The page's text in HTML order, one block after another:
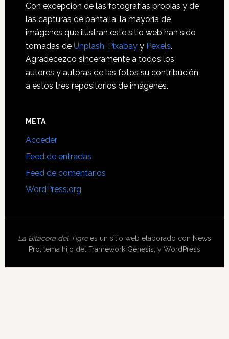
Con excepción de las fotografías propias y de
las capturas de pantalla, la mayoría de
imágenes que ilustran este sitio web han sido
tomadas de Unplash Pixabayy Pexels.
Agradecezco sinceramente a todos los
autores y autoras de las fotos su contribución
a estos tres repositorios de imágenes.
META
Acceder
Feed de entradas
Feed de comentarios
WordPress.org
La Bitácora del Tigrees un sitio web elaborado con News
Pro , tema hijo del Framework Genesis , y WordPress